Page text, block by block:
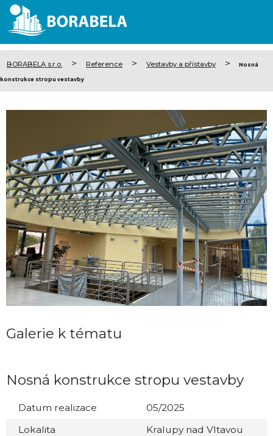
BORABELA s.r.o. > Reference > Vestavby a přístavby > Nosná
konstrukce stropu vestavby
Galerie k tématu
Nosná konstrukce stropu vestavby
Datum realizace
05/2025
Lokalita
Kralupy nad Vltavou